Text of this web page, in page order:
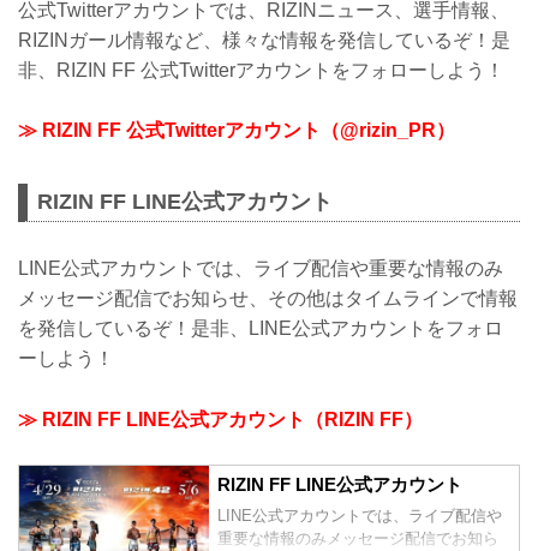
公式Twitterアカウントでは、RIZINニュース、選手情報、
RIZINガール情報など、様々な情報を発信しているぞ！是
非、RIZIN FF 公式Twitterアカウントをフォローしよう！
≫ RIZIN FF 公式Twitterアカウント（@rizin_PR）
RIZIN FF LINE公式アカウント
LINE公式アカウントでは、ライブ配信や重要な情報のみ
メッセージ配信でお知らせ、その他はタイムラインで情報
を発信しているぞ！是非、LINE公式アカウントをフォロ
ーしよう！
≫ RIZIN FF LINE公式アカウント（RIZIN FF）
RIZIN FF LINE公式アカウント
LINE公式アカウントでは、ライブ配信や
重要な情報のみメッセージ配信でお知ら